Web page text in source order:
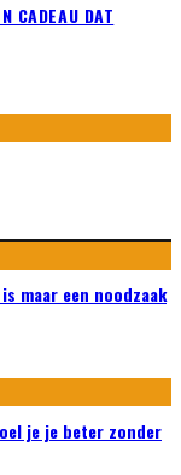
CADEAU DAT
maar een noodzaak
je je beter zonder